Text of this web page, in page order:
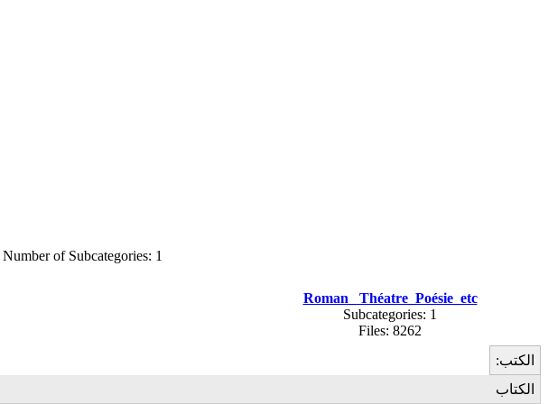
Number of Subcategories: 1
Roman_ Théatre_Poésie_etc
Subcategories: 1
Files: 8262
الكتب:
الكتاب